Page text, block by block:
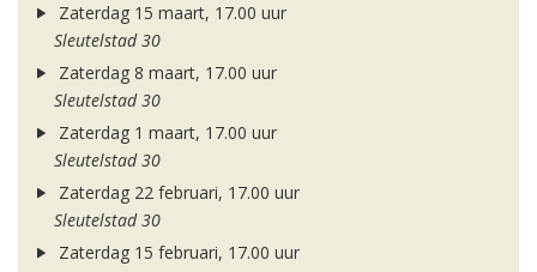
Zaterdag 15 maart, 17.00 uur
Sleutelstad 30
Zaterdag 8 maart, 17.00 uur
Sleutelstad 30
Zaterdag 1 maart, 17.00 uur
Sleutelstad 30
Zaterdag 22 februari, 17.00 uur
Sleutelstad 30
Zaterdag 15 februari, 17.00 uur